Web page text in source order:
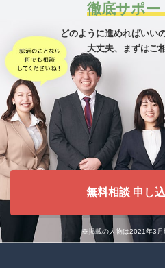
徹底サポー
どのように進めればいい
大丈夫、
まずはご
無料相談 申し
※掲載の人物は2021年3月